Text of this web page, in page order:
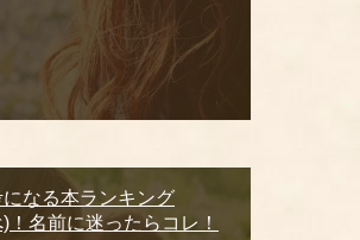
なる本ランキング
！名前に迷ったらコレ！